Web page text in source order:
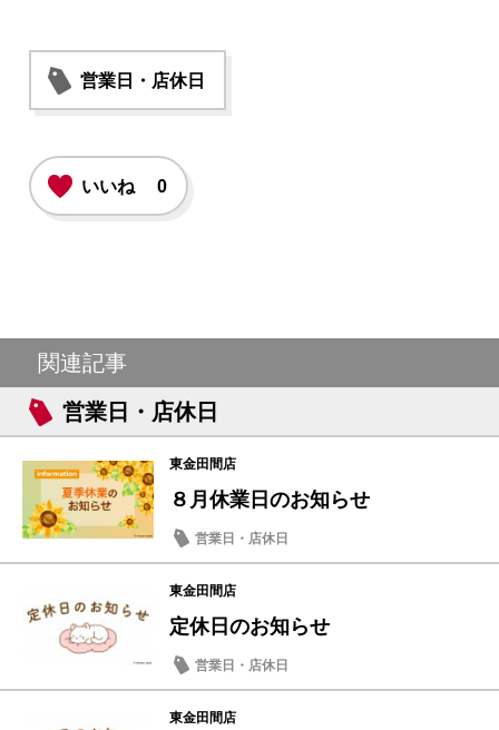
営業日・店休日
いいね 0
関連記事
営業日・店休日
東金田間店
８月休業日のお知らせ
営業日・店休日
東金田間店
定休日のお知らせ
営業日・店休日
東金田間店